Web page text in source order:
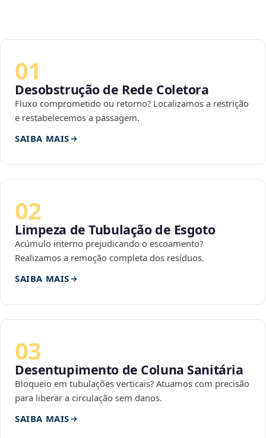
01
Desobstrução de Rede Coletora
Fluxo comprometido ou retorno? Localizamos a restrição
e restabelecemos a passagem.
SAIBA MAIS
02
Limpeza de Tubulação de Esgoto
Acúmulo interno prejudicando o escoamento?
Realizamos a remoção completa dos resíduos.
SAIBA MAIS
03
Desentupimento de Coluna Sanitária
Bloqueio em tubulações verticais? Atuamos com precisão
para liberar a circulação sem danos.
SAIBA MAIS